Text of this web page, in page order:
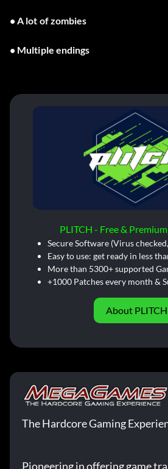
• A lot of zombies
• Multiple endings
PLITCH - Free &
Secure Software (Virus
Easy to use: get ready in less
More than 5300+ supported
+1000 Patches every month &
About PLITCH
The Hardcore Gaming
Pioneering in offering game